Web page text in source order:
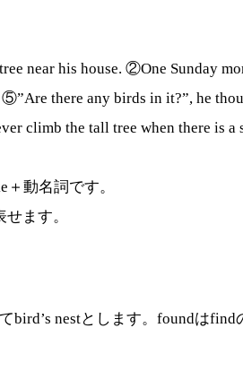
near his house. ②One Sunday
⑤”Are there any birds in it?”, he
climb the tall tree when there is a
動名詞です。
ます。
nestとします。foundは